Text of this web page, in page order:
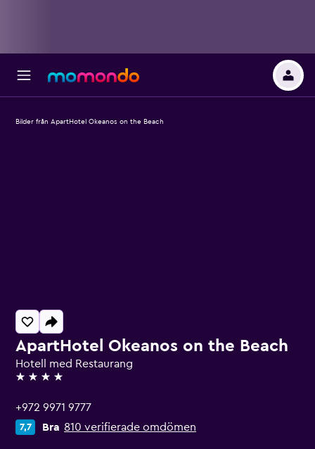
ApartHotel Okeanos on the Beach
Hotell med Restaurang
4 stjärnor
+972 9971 9777
7,7 Bra 810 verifierade omdömen
Bilder från ApartHotel Okeanos on the Beach